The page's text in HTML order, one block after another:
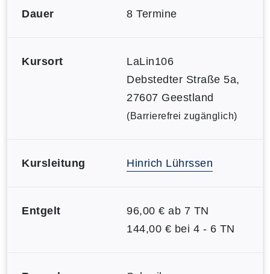
Dauer 8 Termine
Kursort
LaLin106
Debstedter Straße 5a,
27607 Geestland
(Barrierefrei zugänglich)
Kursleitung Hinrich Lührssen
Entgelt
96,00 € ab 7 TN
144,00 € bei 4 - 6 TN